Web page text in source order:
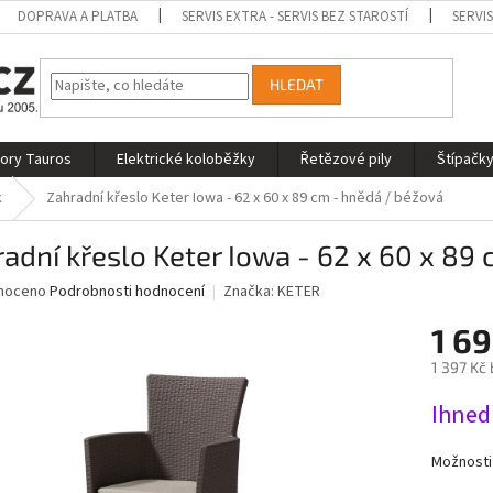
DOPRAVA A PLATBA SERVIS EXTRA - SERVIS BEZ STAROSTÍ
HLEDAT
Tauros Elektrické koloběžky Řetězové pily
Zahradní křeslo Keter Iowa - 62 x 60 x 89 cm - hnědá / béžová
křeslo Keter Iowa - 62 x 60 x 89
Podrobnosti hodnocení Značka: KETER
1
1 397 Kč
cena: